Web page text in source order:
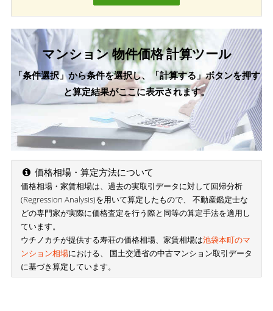
マンション 物件価格 計算ツール
「条件選択」から条件を選択し、「計算する」ボタンを押す
と算定結果がここに表示されます。
価格相場・算定方法について
価格相場・家賃相場は、過去の実取引データに対して回帰分析
(Regression Analysis)を用いて算定したもので、 不動産鑑定士な
どの専門家が実際に価格査定を行う際と同等の算定手法を適用し
ています。
ウチノカチが提供する寿荘の価格相場、家賃相場は池袋本町のマ
ンション相場における、 国土交通省の中古マンション取引データ
に基づき算定しています。